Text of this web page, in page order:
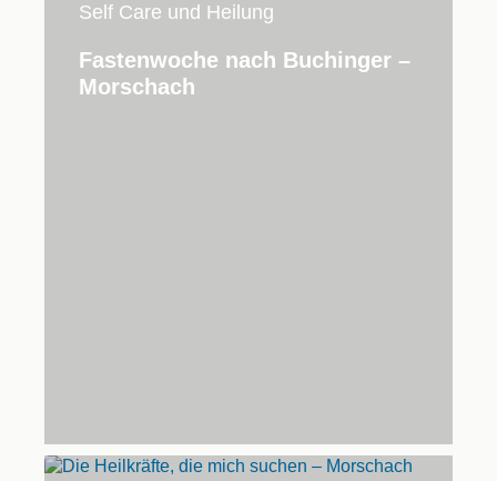
Self Care und Heilung
Fastenwoche nach Buchinger –
Morschach